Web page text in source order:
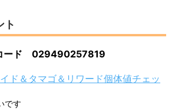
ト
ード 029490257819
イド＆タマゴ＆リワード個体値チェッ
です